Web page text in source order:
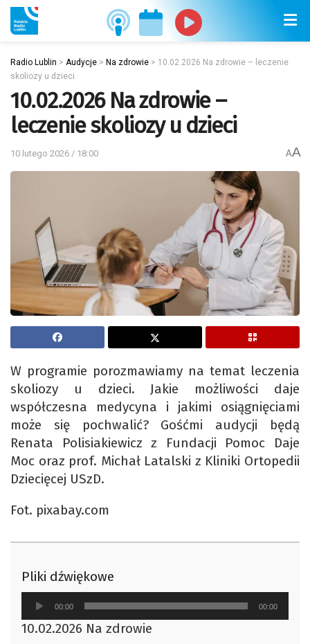
Radio Lublin > Audycje > Na zdrowie > 10.02.2026 Na zdrowie – leczenie
skoliozy u dzieci
10.02.2026 Na zdrowie –
leczenie skoliozy u dzieci
10 lutego 2026 / 18:00 AA
W programie porozmawiamy na temat leczenia
skoliozy u dzieci. Jakie możliwości daje
współczesna medycyna i jakimi osiągnięciami
może się pochwalić? Gośćmi audycji będą
Renata Polisiakiewicz z Fundacji Pomoc Daje
Moc oraz prof. Michał Latalski z Kliniki Ortopedii
Dziecięcej USzD.
Fot. pixabay.com
Pliki dźwiękowe
Odtwarzacz
plików
dźwiękowych
00:00 00:00
10.02.2026 Na zdrowie